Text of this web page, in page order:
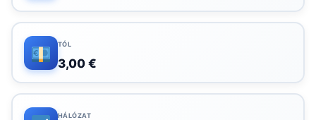
TÓL
3,00 €
HÁLÓZAT